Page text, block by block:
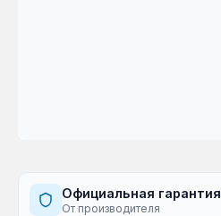
Официальная гарантия
От производителя